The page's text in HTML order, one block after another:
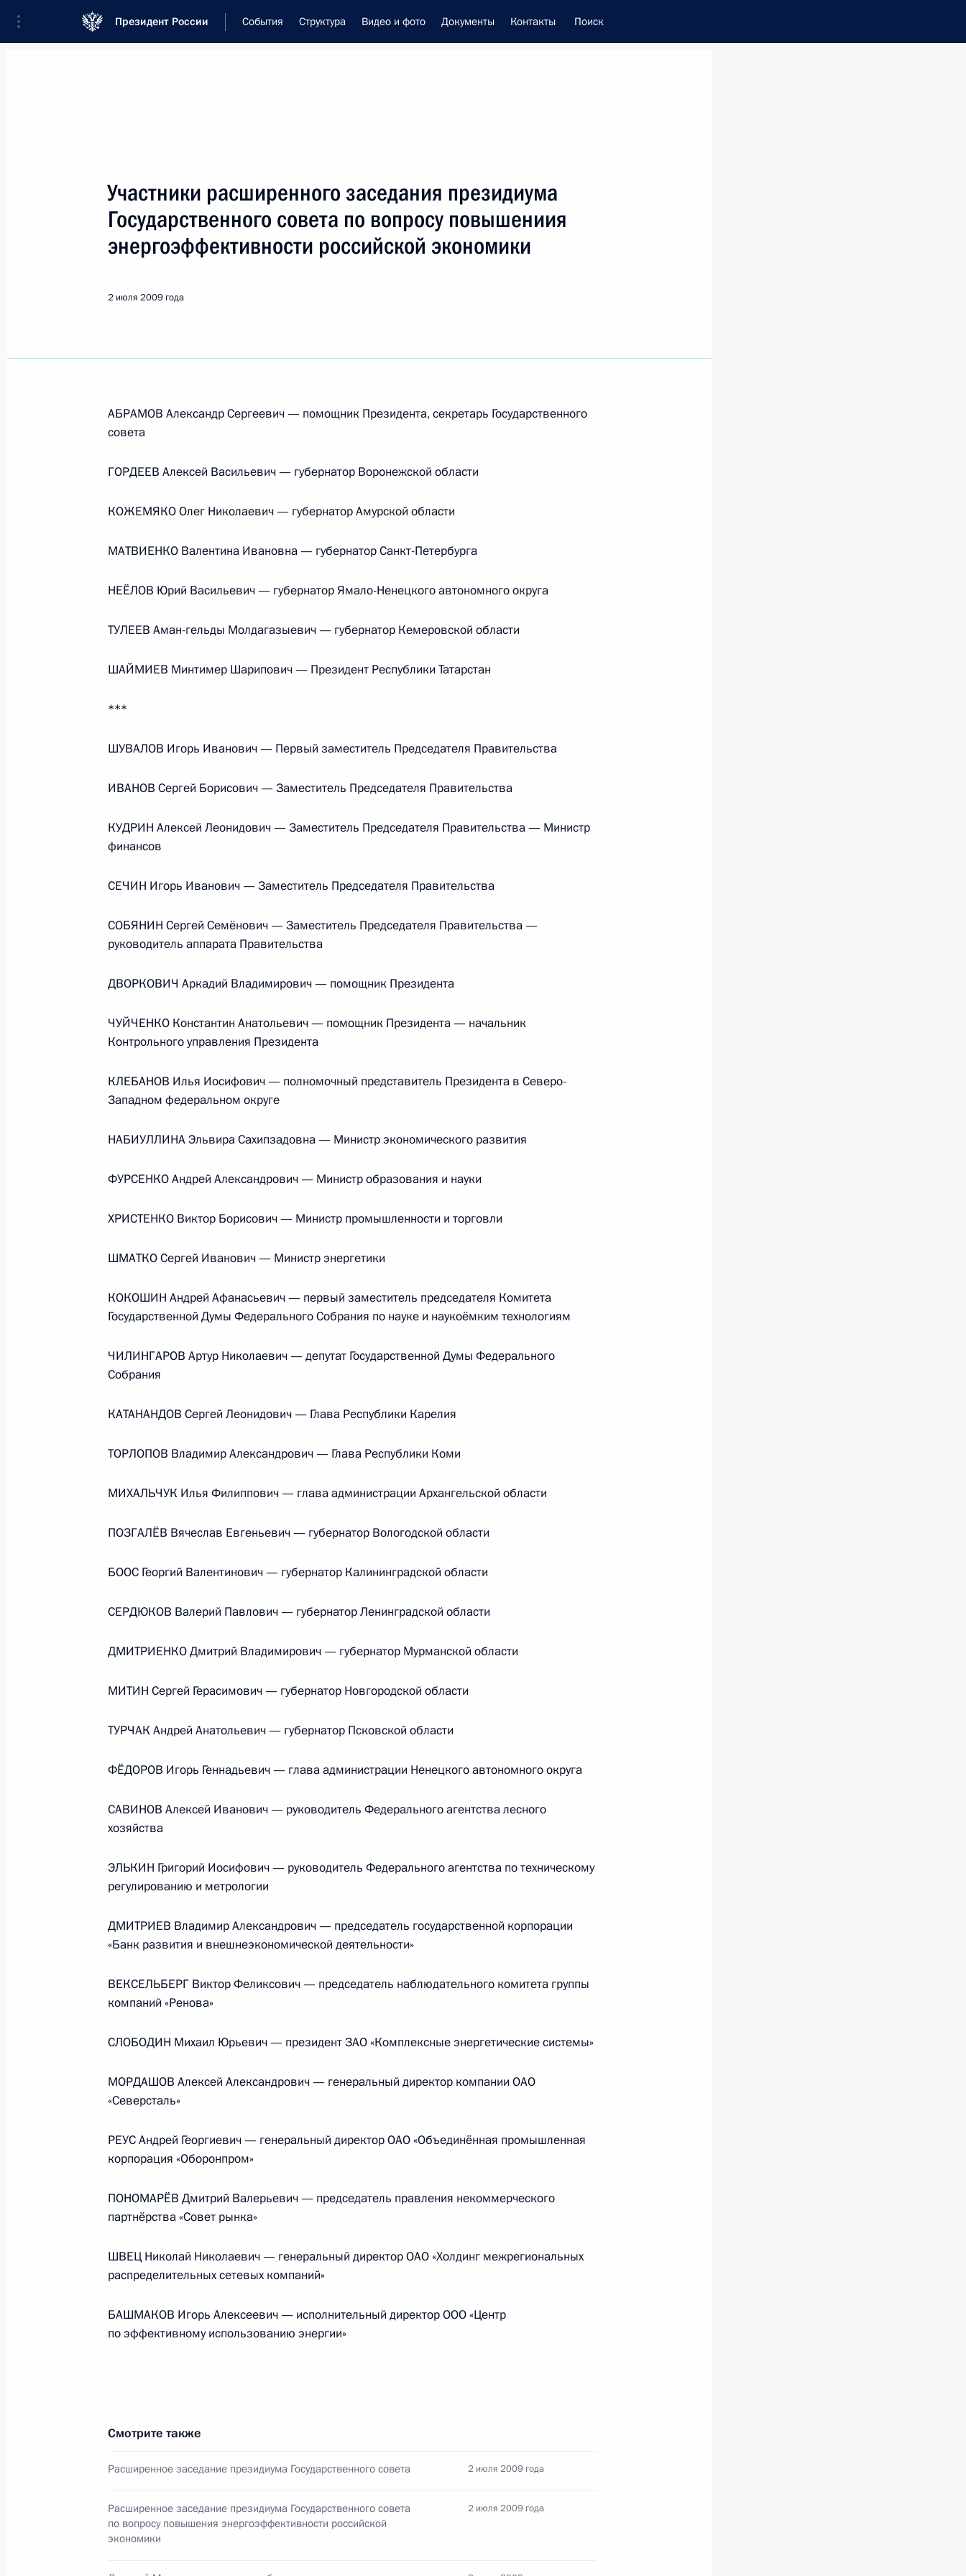
Президент России События Структура Видео и фото Документы Контакты Поиск
Рабочая встреча с вице-премьером – полпредом
Президента в ДФО Юрием Трутневым
Встреча с руководством
Министерства обороны
5 августа 2026 года, 12:40
Встреча с Председателем
Центризбиркома Эллой
Президент России
76-й гвардейской десантно-
штурмовой дивизии ВДВ гвардии
Шихабидовым
Российско-Киргизского
межрегиональной конференции
Встреча с председателем Союза
Владимиром Машковым
Встреча с врио губернатора
Шуваевым
События и поездки на географической карте
Администрация Президента России
Руслан Эдельгериев посетил
Заседание межведомственной
по повышению эффективности
культурного наследия,
в неудовлетворительном
состоянии
Президента появится единый
научно-методический центр
за рубежом
14 июля 2026 года, 16:00
Уполномоченного по правам
ребёнка в 2025 году
экосистем цифровой экономики
и цифровых платформ
9 июля 2026 года, 17:00 8 июля 2026 года, 15:00
Комиссии и советыпри Президенте России
Меры Правительства
по повышению устойчивости
Конституция Российской
Участники расширенного заседания президиума
Государственного совета по вопросу повышениия
энергоэффективности российской экономики
2 июля 2009 года
АБРАМОВ Александр Сергеевич — помощник Президента, секретарь Государственного
совета
ГОРДЕЕВ Алексей Васильевич — губернатор Воронежской области
КОЖЕМЯКО Олег Николаевич — губернатор Амурской области
МАТВИЕНКО Валентина Ивановна — губернатор Санкт-Петербурга
НЕЁЛОВ Юрий Васильевич — губернатор Ямало-Ненецкого автономного округа
ТУЛЕЕВ Аман-гельды Молдагазыевич — губернатор Кемеровской области
ШАЙМИЕВ Минтимер Шарипович — Президент Республики Татарстан
***
ШУВАЛОВ Игорь Иванович — Первый заместитель Председателя Правительства
ИВАНОВ Сергей Борисович — Заместитель Председателя Правительства
КУДРИН Алексей Леонидович — Заместитель Председателя Правительства — Министр
финансов
СЕЧИН Игорь Иванович — Заместитель Председателя Правительства
СОБЯНИН Сергей Семёнович — Заместитель Председателя Правительства —
руководитель аппарата Правительства
ДВОРКОВИЧ Аркадий Владимирович — помощник Президента
ЧУЙЧЕНКО Константин Анатольевич — помощник Президента — начальник
Контрольного управления Президента
КЛЕБАНОВ Илья Иосифович — полномочный представитель Президента в Северо-
Западном федеральном округе
НАБИУЛЛИНА Эльвира Сахипзадовна — Министр экономического развития
ФУРСЕНКО Андрей Александрович — Министр образования и науки
ХРИСТЕНКО Виктор Борисович — Министр промышленности и торговли
ШМАТКО Сергей Иванович — Министр энергетики
КОКОШИН Андрей Афанасьевич — первый заместитель председателя Комитета
Государственной Думы Федерального Собрания по науке и наукоёмким технологиям
ЧИЛИНГАРОВ Артур Николаевич — депутат Государственной Думы Федерального
Собрания
КАТАНАНДОВ Сергей Леонидович — Глава Республики Карелия
ТОРЛОПОВ Владимир Александрович — Глава Республики Коми
МИХАЛЬЧУК Илья Филиппович — глава администрации Архангельской области
ПОЗГАЛЁВ Вячеслав Евгеньевич — губернатор Вологодской области
БООС Георгий Валентинович — губернатор Калининградской области
СЕРДЮКОВ Валерий Павлович — губернатор Ленинградской области
ДМИТРИЕНКО Дмитрий Владимирович — губернатор Мурманской области
МИТИН Сергей Герасимович — губернатор Новгородской области
ТУРЧАК Андрей Анатольевич — губернатор Псковской области
ФЁДОРОВ Игорь Геннадьевич — глава администрации Ненецкого автономного округа
САВИНОВ Алексей Иванович — руководитель Федерального агентства лесного
хозяйства
ЭЛЬКИН Григорий Иосифович — руководитель Федерального агентства по техническому
регулированию и метрологии
ДМИТРИЕВ Владимир Александрович — председатель государственной корпорации
«Банк развития и внешнеэкономической деятельности»
ВЕКСЕЛЬБЕРГ Виктор Феликсович — председатель наблюдательного комитета группы
компаний «Ренова»
СЛОБОДИН Михаил Юрьевич — президент ЗАО «Комплексные энергетические системы»
МОРДАШОВ Алексей Александрович — генеральный директор компании ОАО
«Северсталь»
РЕУС Андрей Георгиевич — генеральный директор ОАО «Объединённая промышленная
корпорация «Оборонпром»
ПОНОМАРЁВ Дмитрий Валерьевич — председатель правления некоммерческого
партнёрства «Совет рынка»
ШВЕЦ Николай Николаевич — генеральный директор ОАО «Холдинг межрегиональных
распределительных сетевых компаний»
БАШМАКОВ Игорь Алексеевич — исполнительный директор ООО «Центр
по эффективному использованию энергии»
Смотрите также
Расширенное заседание президиума Государственного совета 2 июля 2009 года
Расширенное заседание президиума Государственного совета
по вопросу повышения энергоэффективности российской
экономики
2 июля 2009 года